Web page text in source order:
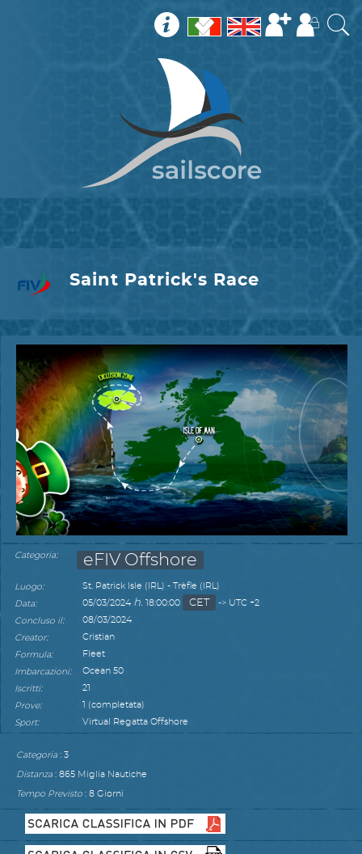
Saint Patrick's Race
Categoria eFIV Offshore
Luogo
St. Patrick Isle (IRL) - Trèfle (IRL)
Data
05/03/2024 h. 18:00:00 CET
-> UTC +2
Concluso il:
08/03/2024
Creator:
Cristian
Formula
Fleet
Imbarcazioni:
Ocean 50
Iscritti:
21
Prove:
1 (completata)
Sport: Virtual Regatta Offshore
Categoria: 3
Distanza: 865 Miglia Nautiche
Tempo Previsto: 8 Giorni